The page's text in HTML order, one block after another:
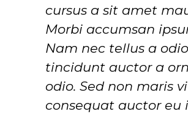
cursus a sit amet
Morbi accumsan
Nam nec tellus a odio
tincidunt auctor a
odio. Sed non maris
consequat auctor eu